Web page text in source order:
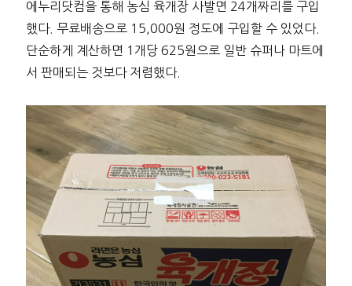
에누리닷컴을 통해 농심 육개장 사발면 24개짜리를 구입
했다. 무료배송으로 15,000원 정도에 구입할 수 있었다.
단순하게 계산하면 1개당 625원으로 일반 슈퍼나 마트에
서 판매되는 것보다 저렴했다.